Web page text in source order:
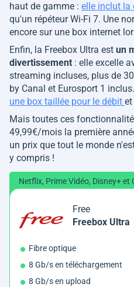
haut de gamme : elle inclut la
qu'un répéteur Wi-Fi 7. Une
encore sur une box internet
Enfin, la Freebox Ultra est un
divertissement : elle excelle
streaming incluses, plus de
by Canal et Eurosport 1
une box taillée pour le débit
Mais toutes ces
49,99€/mois la première
un prix que tout le monde
y compris !
Netflix, Prime Vidéo, Disney+ et
Free
Freebox Ultra
Fibre optique
8 Gb/s en téléchargement
8 Gb/s en upload